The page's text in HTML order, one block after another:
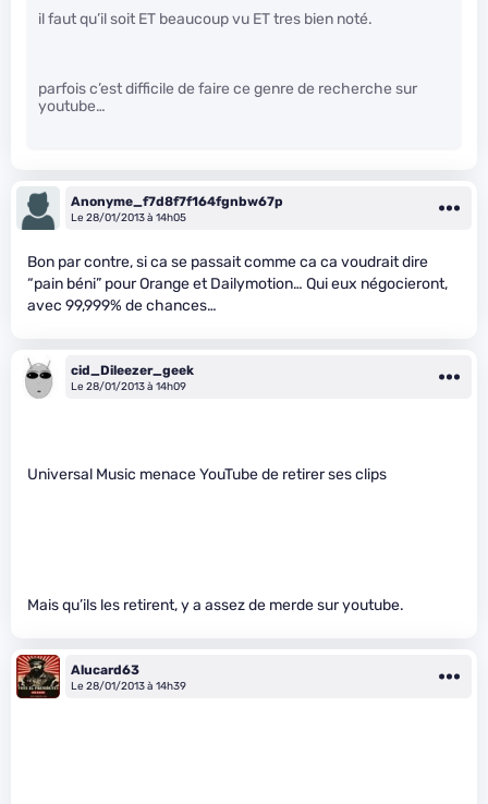
il faut qu’il soit ET beaucoup vu ET tres bien noté.
parfois c’est difficile de faire ce genre de recherche sur
youtube…
Anonyme_f7d8f7f164fgnbw67p
Le 28/01/2013 à 14h05
Bon par contre, si ca se passait comme ca ca voudrait dire
“pain béni” pour Orange et Dailymotion… Qui eux négocieront,
avec 99,999% de chances…
cid_Dileezer_geek
Le 28/01/2013 à 14h09
Universal Music menace YouTube de retirer ses clips
Mais qu’ils les retirent, y a assez de merde sur youtube.
Alucard63
Le 28/01/2013 à 14h39